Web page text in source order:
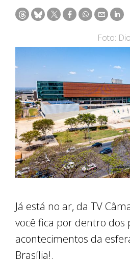
Foto:
Já está no ar, da TV
você fica por dentro dos
acontecimentos da
Brasília!.